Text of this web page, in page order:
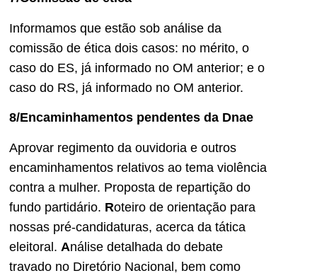
Informamos que estão sob análise da
comissão de ética dois casos: no mérito, o
caso do ES, já informado no OM anterior; e o
caso do RS, já informado no OM anterior.
8/Encaminhamentos pendentes da Dnae
Aprovar regimento da ouvidoria e outros
encaminhamentos relativos ao tema violência
contra a mulher. Proposta de repartição do
fundo partidário. Roteiro de orientação para
nossas pré-candidaturas, acerca da tática
eleitoral. Análise detalhada do debate
travado no Diretório Nacional, bem como